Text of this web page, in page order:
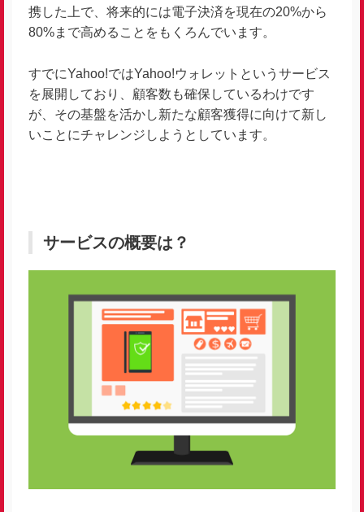
携した上で、将来的には電子決済を現在の20%から
80%まで高めることをもくろんでいます。
すでにYahoo!ではYahoo!ウォレットというサービス
を展開しており、顧客数も確保しているわけです
が、その基盤を活かし新たな顧客獲得に向けて新し
いことにチャレンジしようとしています。
サービスの概要は？